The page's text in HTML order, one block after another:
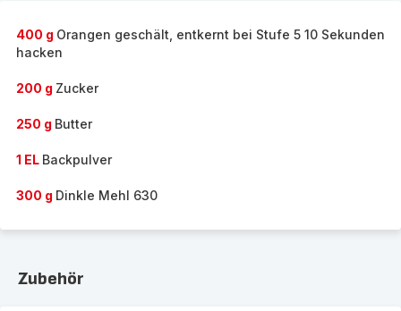
400 g Orangen geschält, entkernt bei Stufe 5 10 Sekunden
hacken
200 g Zucker
250 g Butter
1 EL Backpulver
300 g Dinkle Mehl 630
Zubehör